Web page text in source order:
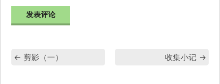
← 剪影（一） 收集小记 →